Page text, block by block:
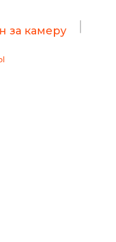
за камеру